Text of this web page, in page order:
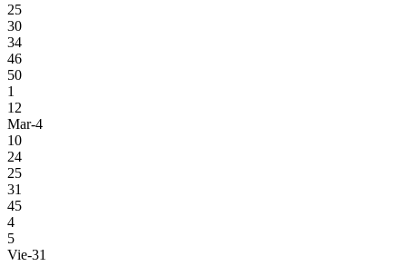
25
30
34
46
50
1
12
Mar-4
10
24
25
31
45
4
5
Vie-31